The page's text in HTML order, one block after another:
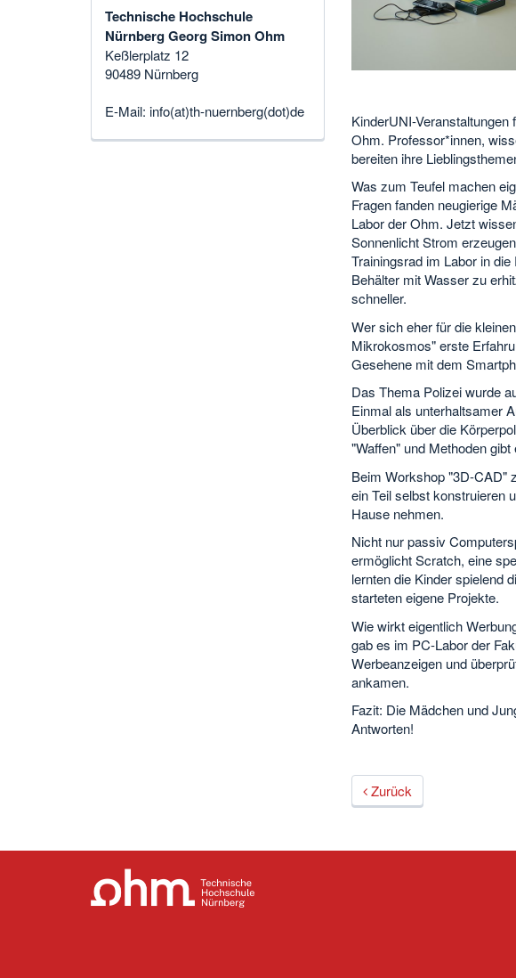
KinderUNI-
Ohm. Professor*innen,
bereiten ihre
Was zum Teufel machen
Fragen fanden neugierige
Labor der Ohm. Jetzt
Sonnenlicht Strom
Trainingsrad im Labor in
Behälter mit Wasser zu
schneller.
Wer sich eher für die
Mikrokosmos" erste
Gesehene mit dem
Das Thema Polizei wurde
Einmal als unterhaltsamer
Überblick über die
"Waffen" und Methoden gibt
Beim Workshop "3D-CAD"
ein Teil selbst konstruieren
Hause nehmen.
Nicht nur passiv
ermöglicht Scratch, eine
lernten die Kinder spielend
starteten eigene Projekte.
Wie wirkt eigentlich
gab es im PC-Labor der
Werbeanzeigen und
ankamen.
Fazit: Die Mädchen und
Antworten!
Zurück
Technische Hochschule
Nürnberg Georg Simon Ohm
Keßlerplatz 12
90489 Nürnberg
E-Mail: info(at)th-nuernberg(dot)de